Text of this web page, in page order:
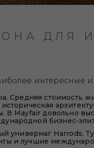
ДЛЯ
интересные
стоимость
В Mayfair довольно
бизнес-
универмаг Harrods.
и лучшие